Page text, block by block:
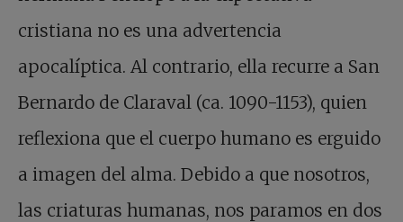
cristiana no es una advertencia
apocalíptica. Al contrario, ella recurre a San
Bernardo de Claraval (ca. 1090-1153), quien
reflexiona que el cuerpo humano es erguido
a imagen del alma. Debido a que nosotros,
las criaturas humanas, nos paramos en dos